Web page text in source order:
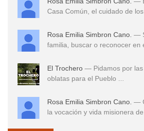
Casa Común, el cuidado de
Rosa Emilia Simbron Cano. — Ser Oblato es ser
familia, buscar o reconocer en
El Trochero — Pidamos por las vocaciones
oblatas para el Pueblo ...
Rosa Emilia Simbron Cano. — Gracias Señor por
la vocación y vida misionera